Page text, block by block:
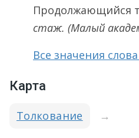
Продолжающийся
стаж. (Малый
Все значения
Карта
Толкование →